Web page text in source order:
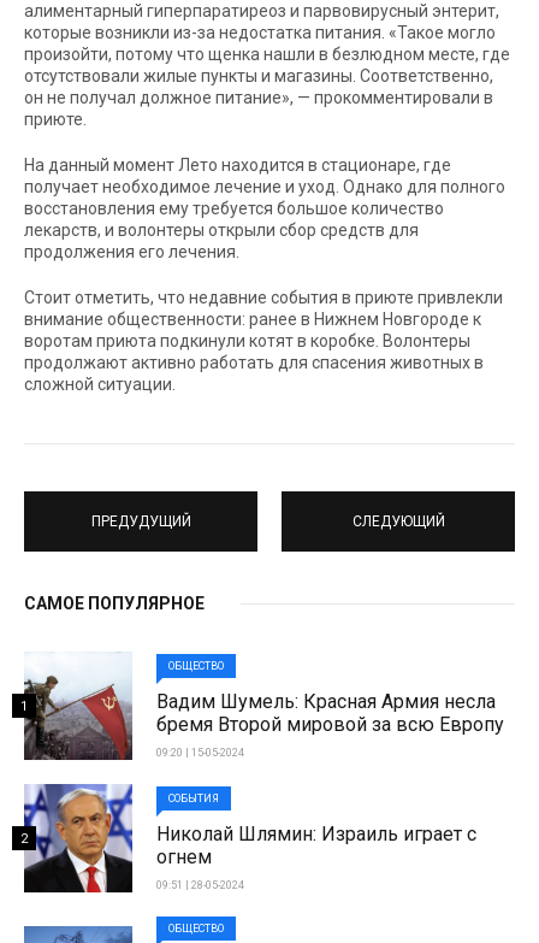
алиментарный гиперпаратиреоз и парвовирусный энтерит,
которые возникли из-за недостатка питания. «Такое могло
произойти, потому что щенка нашли в безлюдном месте, где
отсутствовали жилые пункты и магазины. Соответственно,
он не получал должное питание», — прокомментировали в
приюте.
На данный момент Лето находится в стационаре, где
получает необходимое лечение и уход. Однако для полного
восстановления ему требуется большое количество
лекарств, и волонтеры открыли сбор средств для
продолжения его лечения.
Стоит отметить, что недавние события в приюте привлекли
внимание общественности: ранее в Нижнем Новгороде к
воротам приюта подкинули котят в коробке. Волонтеры
продолжают активно работать для спасения животных в
сложной ситуации.
ПРЕДУДУЩИЙ СЛЕДУЮЩИЙ
САМОЕ ПОПУЛЯРНОЕ
ОБЩЕСТВО
Вадим Шумель: Красная Армия несла
бремя Второй мировой за всю Европу
09:20 | 15-05-2024
1
СОБЫТИЯ
Николай Шлямин: Израиль играет с
огнем
09:51 | 28-05-2024
2
ОБЩЕСТВО